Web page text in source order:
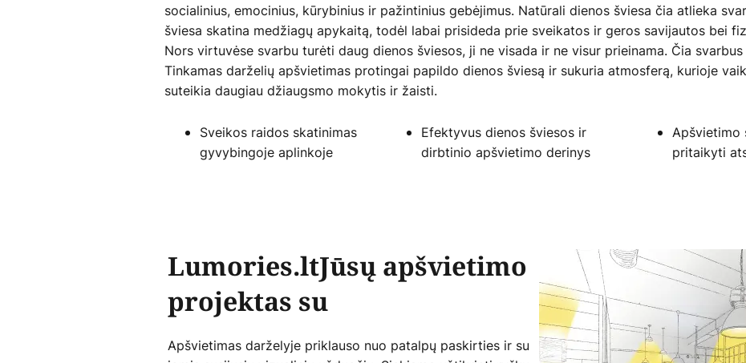
socialinius, emocinius, kūrybinius ir pažintinius gebėjimus. Natūrali dienos šviesa čia atlieka
šviesa skatina medžiagų apykaitą, todėl labai prisideda prie sveikatos ir geros savijautos bei
Nors virtuvėse svarbu turėti daug dienos šviesos, ji ne visada ir ne visur prieinama. Čia
Tinkamas darželių apšvietimas protingai papildo dienos šviesą ir sukuria atmosferą, kurioje
suteikia daugiau džiaugsmo mokytis ir žaisti.
Sveikos raidos skatinimas
gyvybingoje aplinkoje
Efektyvus dienos šviesos ir
dirbtinio apšvietimo derinys
Apšvietimo
pritaikyti
Lumories.ltJūsų apšvietimo
projektas su
Apšvietimas darželyje priklauso nuo patalpų paskirties ir su